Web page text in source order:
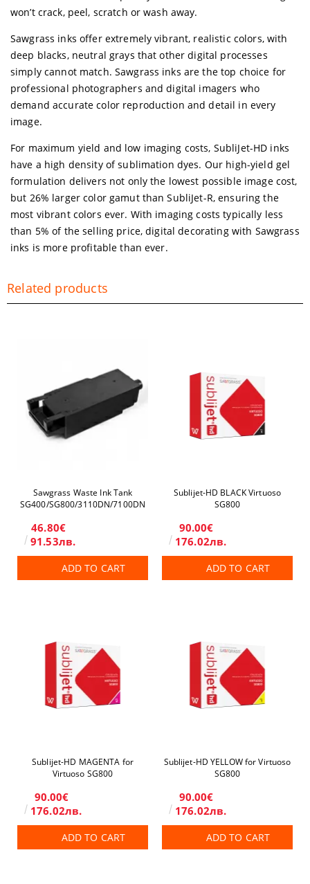
won’t crack, peel, scratch or wash away.
Sawgrass inks offer extremely vibrant, realistic colors, with
deep blacks, neutral grays that other digital processes
simply cannot match. Sawgrass inks are the top choice for
professional photographers and digital imagers who
demand accurate color reproduction and detail in every
image.
For maximum yield and low imaging costs, SubliJet-HD inks
have a high density of sublimation dyes. Our high-yield gel
formulation delivers not only the lowest possible image cost,
but 26% larger color gamut than SubliJet-R, ensuring the
most vibrant colors ever. With imaging costs typically less
than 5% of the selling price, digital decorating with Sawgrass
inks is more profitable than ever.
Related products
Sawgrass Waste Ink Tank
SG400/SG800/3110DN/7100DN
46.80€
91.53лв.
ADD TO CART
Sublijet-HD BLACK Virtuoso
SG800
90.00€
176.02лв.
ADD TO CART
Sublijet-HD MAGENTA for
Virtuoso SG800
90.00€
176.02лв.
ADD TO CART
Sublijet-HD YELLOW for Virtuoso
SG800
90.00€
176.02лв.
ADD TO CART